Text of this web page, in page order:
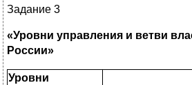
Задание 3
«Уровни управления и ветви
России»
Уровни